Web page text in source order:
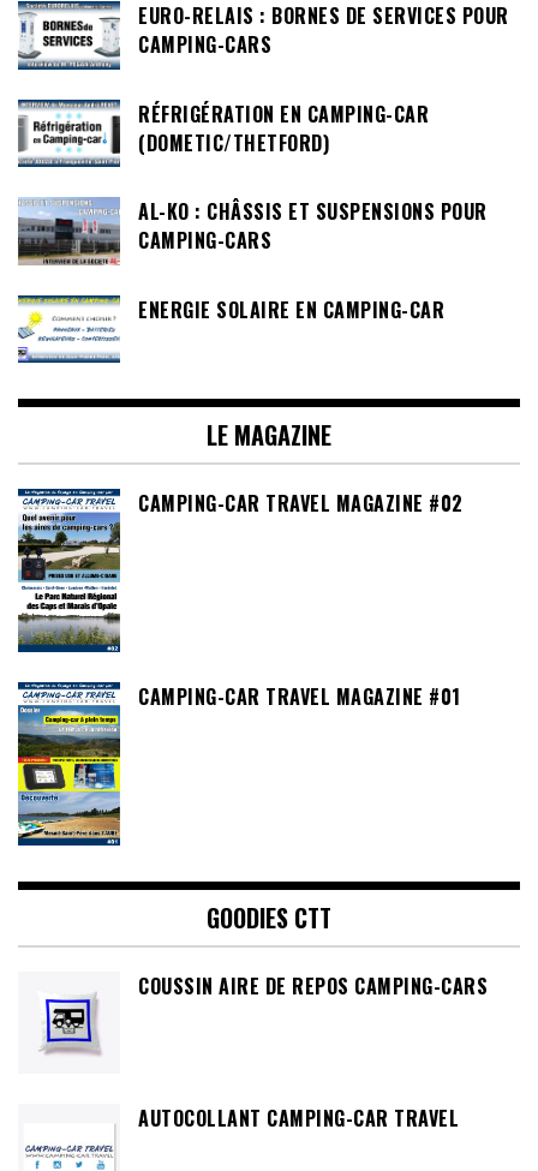
EURO-RELAIS : BORNES DE SERVICES POUR
CAMPING-CARS
RÉFRIGÉRATION EN CAMPING-CAR
(DOMETIC/THETFORD)
AL-KO : CHÂSSIS ET SUSPENSIONS POUR
CAMPING-CARS
ENERGIE SOLAIRE EN CAMPING-CAR
LE MAGAZINE
CAMPING-CAR TRAVEL MAGAZINE #02
CAMPING-CAR TRAVEL MAGAZINE #01
GOODIES CTT
COUSSIN AIRE DE REPOS CAMPING-CARS
AUTOCOLLANT CAMPING-CAR TRAVEL